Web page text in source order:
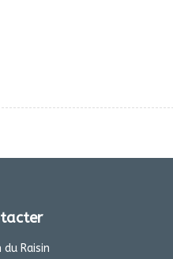
Raisin